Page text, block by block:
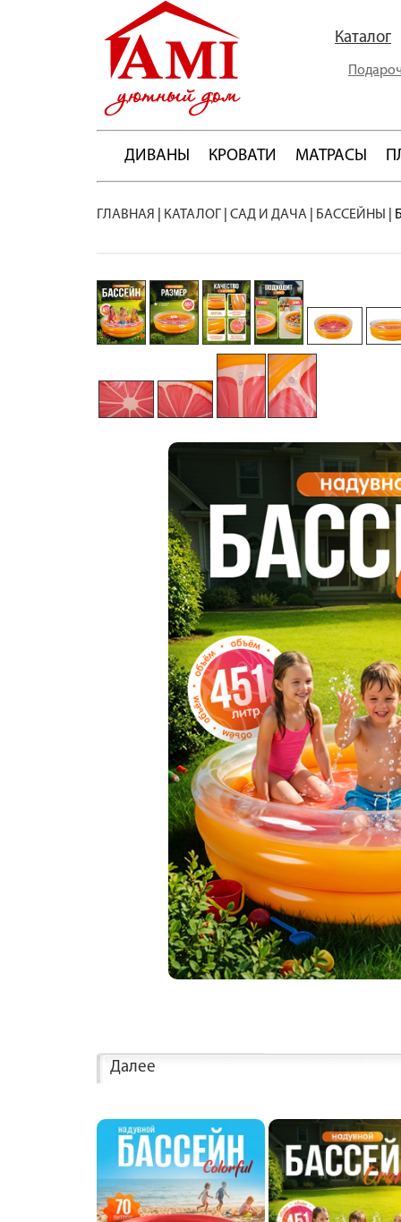
Каталог
ДИВАНЫ КРОВАТИ МАТРАСЫ
ГЛАВНАЯ КАТАЛОГ САД И ДАЧА БАССЕЙНЫ
Далее